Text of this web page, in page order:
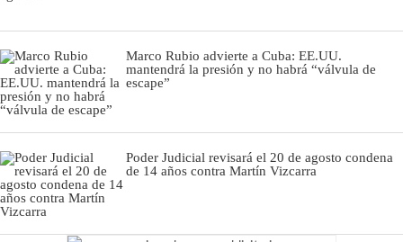
Marco Rubio advierte a Cuba: EE.UU.
mantendrá la presión y no habrá “válvula de
escape”
Poder Judicial revisará el 20 de agosto condena
de 14 años contra Martín Vizcarra